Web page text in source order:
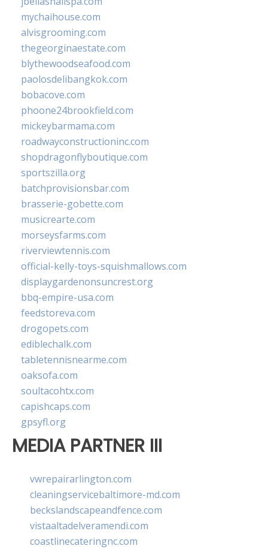
mychaihouse.com
alvisgrooming.com
thegeorginaestate.com
blythewoodseafood.com
paolosdelibangkok.com
bobacove.com
phoone24brookfield.com
mickeybarmama.com
roadwayconstructioninc.com
shopdragonflyboutique.com
sportszilla.org
batchprovisionsbar.com
brasserie-gobette.com
musicrearte.com
morseysfarms.com
riverviewtennis.com
official-kelly-toys-squishmallows.com
displaygardenonsuncrest.org
bbq-empire-usa.com
feedstoreva.com
drogopets.com
ediblechalk.com
tabletennisnearme.com
oaksofa.com
soultacohtx.com
capishcaps.com
gpsyfl.org
MEDIA PARTNER III
vwrepairarlington.com
cleaningservicebaltimore-md.com
beckslandscapeandfence.com
vistaaltadelveramendi.com
coastlinecateringnc.com